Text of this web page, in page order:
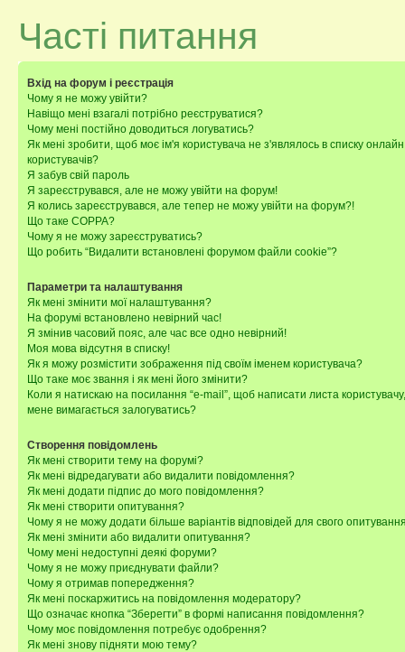
Часті питання
Вхід на форум і реєстрація
Чому я не можу увійти?
Навіщо мені взагалі потрібно реєструватися?
Чому мені постійно доводиться логуватись?
Як мені зробити, щоб моє ім'я користувача не з'являлось в списку онлайн
користувачів?
Я забув свій пароль
Я зареєструвався, але не можу увійти на форум!
Я колись зареєструвався, але тепер не можу увійти на форум?!
Що таке COPPA?
Чому я не можу зареєструватись?
Що робить “Видалити встановлені форумом файли cookie”?
Параметри та налаштування
Як мені змінити мої налаштування?
На форумі встановлено невірний час!
Я змінив часовий пояс, але час все одно невірний!
Моя мова відсутня в списку!
Як я можу розмістити зображення під своїм іменем користувача?
Що таке моє звання і як мені його змінити?
Коли я натискаю на посилання “e-mail”, щоб написати листа користувачу,
мене вимагається залогуватись?
Створення повідомлень
Як мені створити тему на форумі?
Як мені відредагувати або видалити повідомлення?
Як мені додати підпис до мого повідомлення?
Як мені створити опитування?
Чому я не можу додати більше варіантів відповідей для свого
Як мені змінити або видалити опитування?
Чому мені недоступні деякі форуми?
Чому я не можу приєднувати файли?
Чому я отримав попередження?
Як мені поскаржитись на повідомлення модератору?
Що означає кнопка “Зберегти” в формі написання повідомлення?
Чому моє повідомлення потребує одобрення?
Як мені знову підняти мою тему?